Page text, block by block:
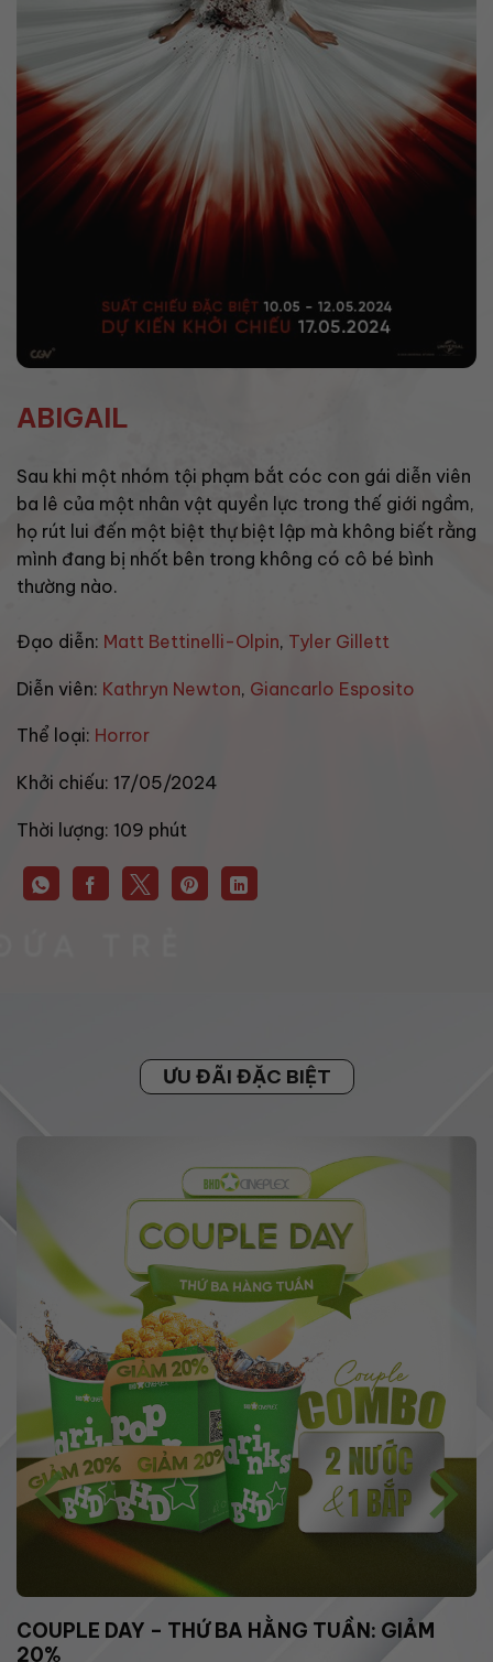
ABIGAIL
Sau khi một nhóm tội phạm bắt cóc con gái diễn viên
ba lê của một nhân vật quyền lực trong thế giới ngầm,
họ rút lui đến một biệt thự biệt lập mà không biết rằng
mình đang bị nhốt bên trong không có cô bé bình
thường nào.
Đạo diễn: Matt Bettinelli-Olpin, Tyler Gillett
Diễn viên: Kathryn Newton, Giancarlo Esposito
Thể loại: Horror
Khởi chiếu: 17/05/2024
Thời lượng: 109 phút
ƯU ĐÃI ĐẶC BIỆT
COUPLE DAY – THỨ BA HẰNG TUẦN: GIẢM
20%